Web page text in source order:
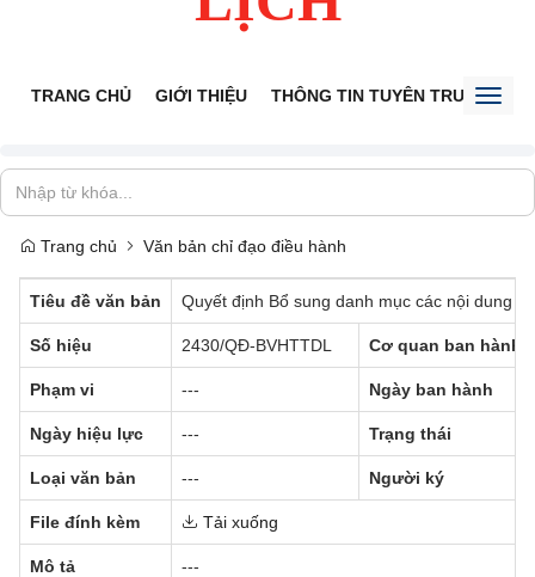
TRANG CHỦ GIỚI THIỆU THÔNG TIN TUYÊN TRUYỀN
Trang chủ Văn bản chỉ đạo điều hành
Tiêu đề văn bản Quyết định Bổ sung danh mục các nội dung
Số hiệu 2430/QĐ-BVHTTDL Cơ quan ban hành
Phạm vi --- Ngày ban hành
Ngày hiệu lực --- Trạng thái
Loại văn bản --- Người ký
File đính kèm Tải xuống
Mô tả ---